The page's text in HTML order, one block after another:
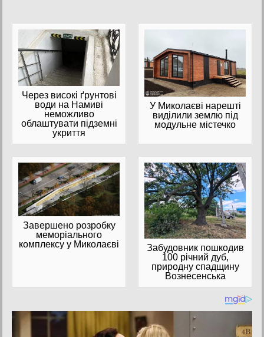
Через високі ґрунтові
води на Намиві
неможливо
облаштувати підземні
укриття
У Миколаєві нарешті
виділили землю під
модульне містечко
Завершено розробку
меморіального
комплексу у Миколаєві
Забудовник пошкодив
100 річний дуб,
природну спадщину
Вознесенська